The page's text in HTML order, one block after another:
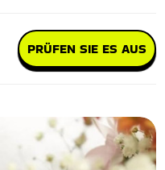
PRÜFEN SIE ES AUS